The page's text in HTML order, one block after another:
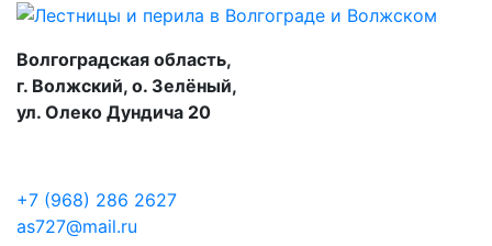
Волгоградская область,
г. Волжский, о. Зелёный,
ул. Олеко Дундича 20
+7 (968) 286 2627
as727@mail.ru